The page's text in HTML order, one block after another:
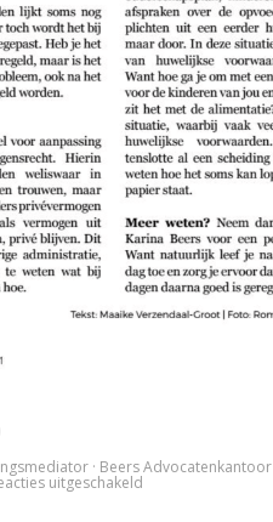
· Beers Advocatenkantoor
uitgeschakeld